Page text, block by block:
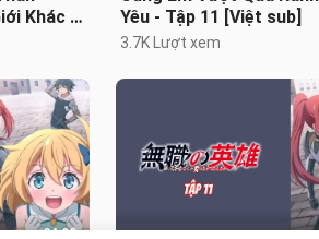
Khác -
Yêu - Tập 11 [Việt sub]
3.7K Lượt xem
24:00